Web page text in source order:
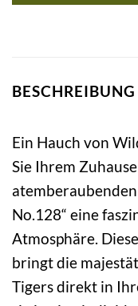
BESCHREIBUNG
Ein Hauch von
Sie Ihrem
atemberaubenden
No.128“ eine
Atmosphäre.
bringt die
Tigers direkt in